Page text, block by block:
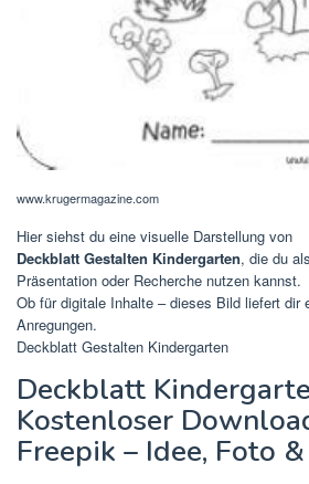
www.krugermagazine.com
Hier siehst du eine visuelle Darstellung von
Deckblatt Gestalten Kindergarten, die du
Präsentation oder Recherche nutzen kannst.
Ob für digitale Inhalte – dieses Bild liefert dir
Anregungen.
Deckblatt Gestalten Kindergarten
Deckblatt
Kostenloser
Freepik – Idee, Foto